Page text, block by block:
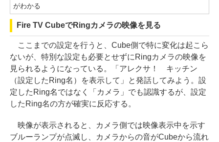
がわかる
Fire TV CubeでRingカメラの映像を見る
ここまでの設定を行うと、Cube側で特に変化は起こら
ないが、特別な設定も必要とせずにRingカメラの映像を
見られるようになっている。「アレクサ！ キッチン
（設定したRing名）を表示して」と発話してみよう。設
定したRing名ではなく「カメラ」でも認識するが、設定
したRing名の方が確実に反応する。
映像が表示されると、カメラ側では映像表示中を示す
ブルーランプが点滅し、カメラからの音がCubeから流れ